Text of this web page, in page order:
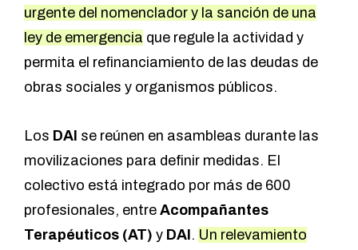
urgente del nomenclador y la sanción de una
ley de emergencia que regule la actividad y
permita el refinanciamiento de las deudas de
obras sociales y organismos públicos.
Los DAI se reúnen en asambleas durante las
movilizaciones para definir medidas. El
colectivo está integrado por más de 600
profesionales, entre Acompañantes
Terapéuticos (AT) y DAI. Un relevamiento